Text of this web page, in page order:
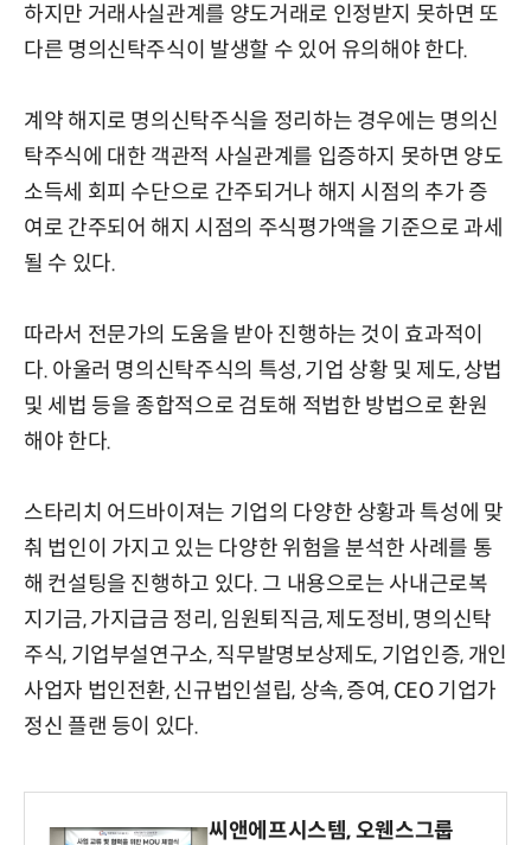
하지만 거래사실관계를 양도거래로 인정받지 못하면 또
다른 명의신탁주식이 발생할 수 있어 유의해야 한다.
계약 해지로 명의신탁주식을 정리하는 경우에는 명의신
탁주식에 대한 객관적 사실관계를 입증하지 못하면 양도
소득세 회피 수단으로 간주되거나 해지 시점의 추가 증
여로 간주되어 해지 시점의 주식평가액을 기준으로 과세
될 수 있다.
따라서 전문가의 도움을 받아 진행하는 것이 효과적이
다. 아울러 명의신탁주식의 특성, 기업 상황 및 제도, 상법
및 세법 등을 종합적으로 검토해 적법한 방법으로 환원
해야 한다.
스타리치 어드바이져는 기업의 다양한 상황과 특성에 맞
춰 법인이 가지고 있는 다양한 위험을 분석한 사례를 통
해 컨설팅을 진행하고 있다. 그 내용으로는 사내근로복
지기금, 가지급금 정리, 임원퇴직금, 제도정비, 명의신탁
주식, 기업부설연구소, 직무발명보상제도, 기업인증, 개인
사업자 법인전환, 신규법인설립, 상속, 증여, CEO 기업가
정신 플랜 등이 있다.
씨앤에프시스템, 오웬스그룹